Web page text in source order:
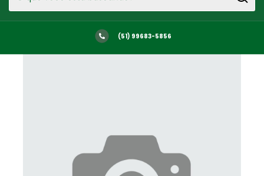
(51) 99683-5856